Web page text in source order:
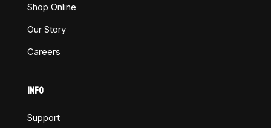
Shop Online
Our Story
Careers
INFO
Support